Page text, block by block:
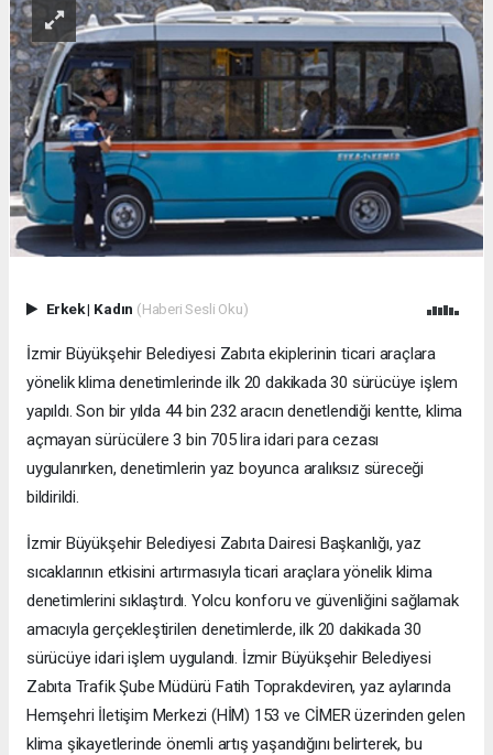
Erkek| Kadın (Haberi Sesli Oku)
İzmir Büyükşehir Belediyesi Zabıta ekiplerinin ticari araçlara
yönelik klima denetimlerinde ilk 20 dakikada 30 sürücüye işlem
yapıldı. Son bir yılda 44 bin 232 aracın denetlendiği kentte, klima
açmayan sürücülere 3 bin 705 lira idari para cezası
uygulanırken, denetimlerin yaz boyunca aralıksız süreceği
bildirildi.
İzmir Büyükşehir Belediyesi Zabıta Dairesi Başkanlığı, yaz
sıcaklarının etkisini artırmasıyla ticari araçlara yönelik klima
denetimlerini sıklaştırdı. Yolcu konforu ve güvenliğini sağlamak
amacıyla gerçekleştirilen denetimlerde, ilk 20 dakikada 30
sürücüye idari işlem uygulandı. İzmir Büyükşehir Belediyesi
Zabıta Trafik Şube Müdürü Fatih Toprakdeviren, yaz aylarında
Hemşehri İletişim Merkezi (HİM) 153 ve CİMER üzerinden gelen
klima şikayetlerinde önemli artış yaşandığını belirterek, bu